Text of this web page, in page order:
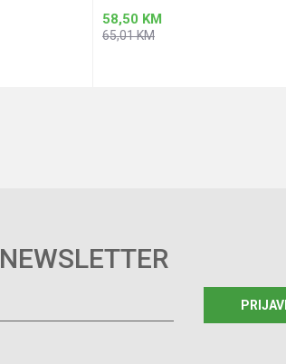
58,50 KM
65,01KM
NEWSLETTER